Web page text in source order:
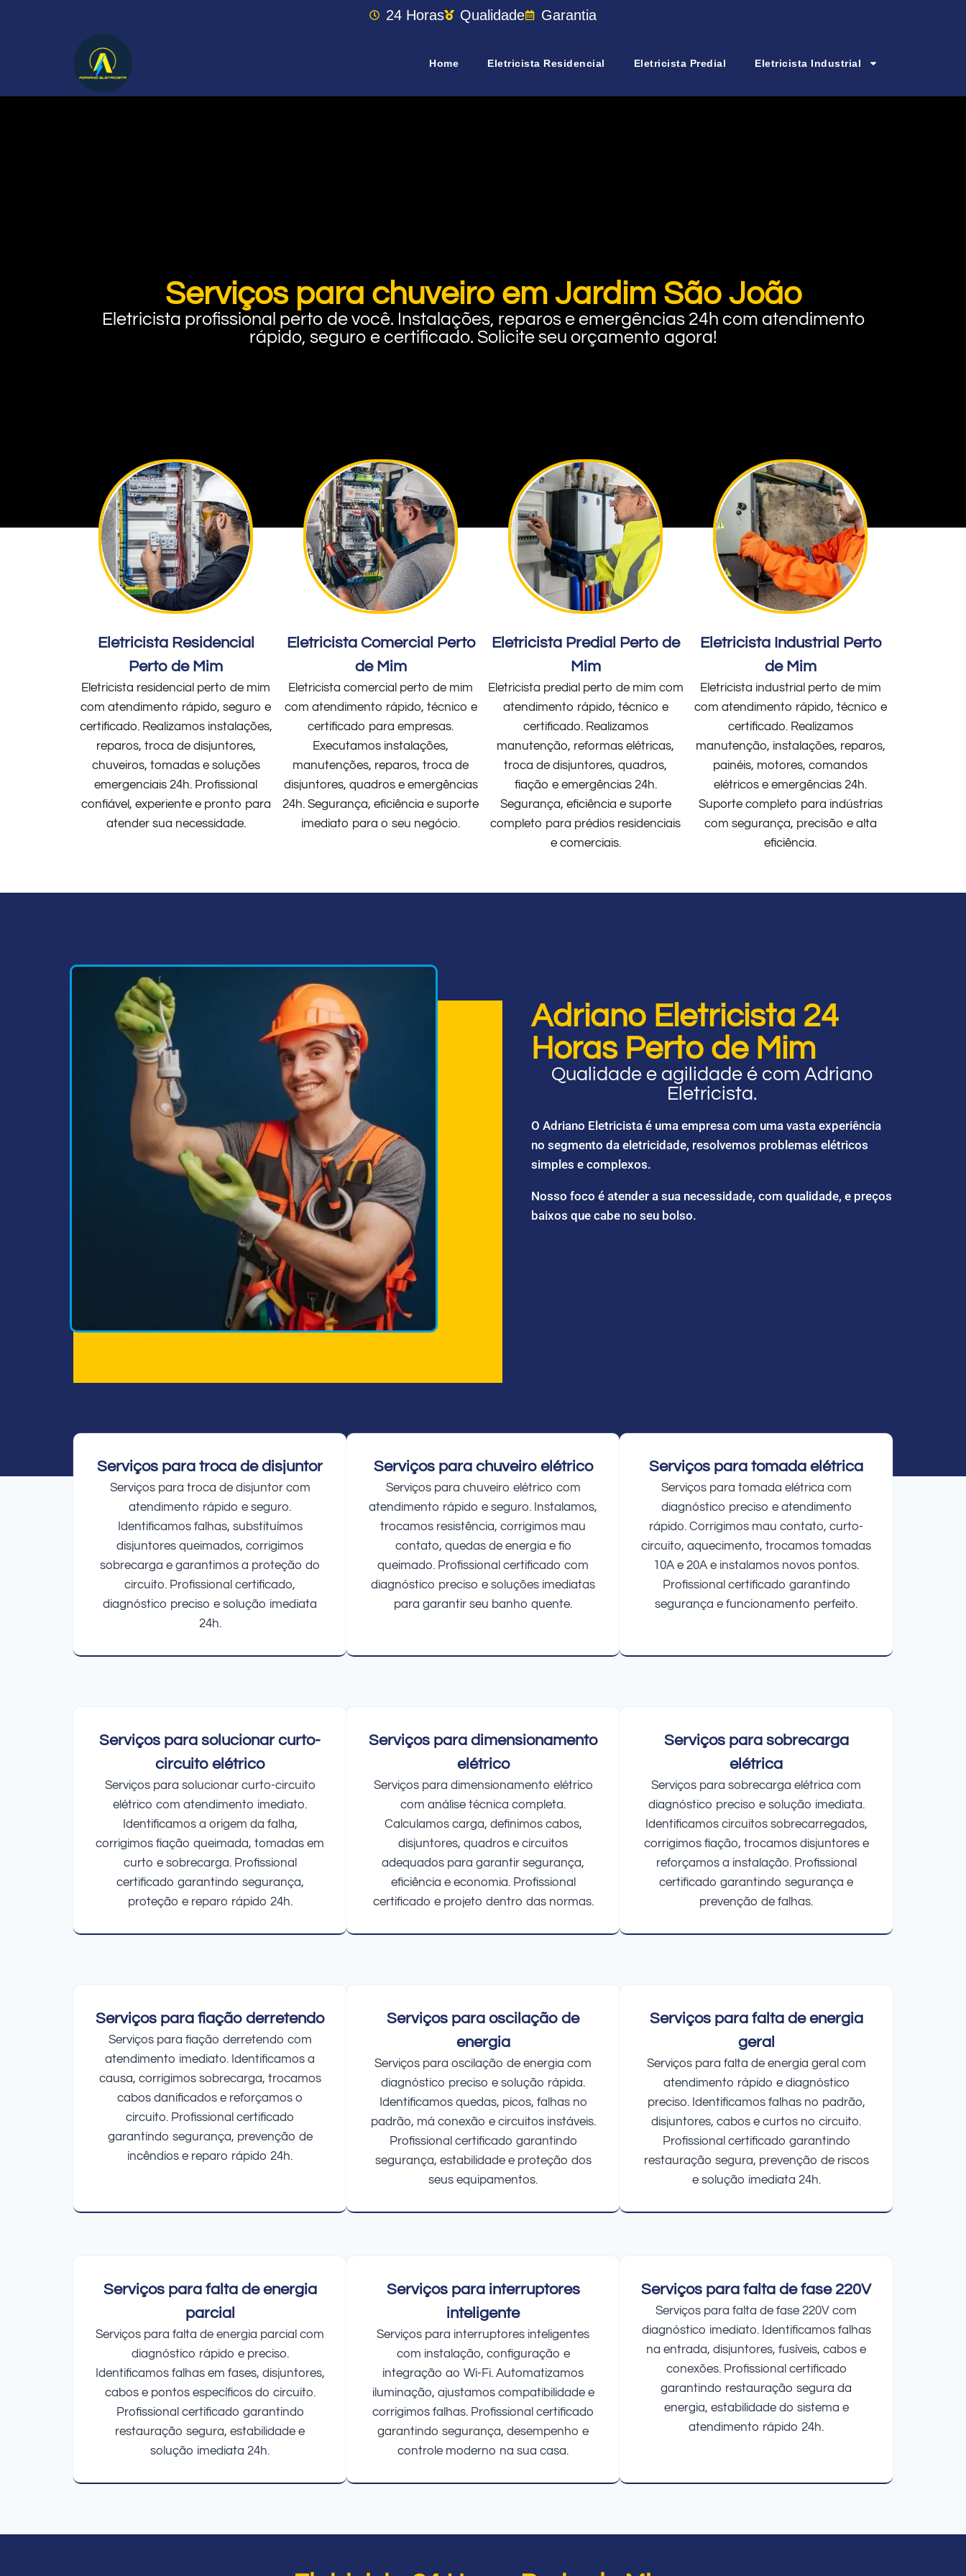
24 Horas Qualidade Garantia
Home Eletricista Residencial Eletricista Predial Eletricista Industrial
Serviços para chuveiro em Jardim São João
Eletricista profissional perto de você. Instalações, reparos e emergências 24h com atendimento
rápido, seguro e certificado. Solicite seu orçamento agora!
Eletricista Residencial
Perto de Mim
Eletricista residencial perto de mim
com atendimento rápido, seguro e
certificado. Realizamos instalações,
reparos, troca de disjuntores,
chuveiros, tomadas e soluções
emergenciais 24h. Profissional
confiável, experiente e pronto para
atender sua necessidade.
Eletricista Comercial Perto
de Mim
Eletricista comercial perto de mim
com atendimento rápido, técnico e
certificado para empresas.
Executamos instalações,
manutenções, reparos, troca de
disjuntores, quadros e emergências
24h. Segurança, eficiência e suporte
imediato para o seu negócio.
Eletricista Predial Perto de
Mim
Eletricista predial perto de mim com
atendimento rápido, técnico e
certificado. Realizamos
manutenção, reformas elétricas,
troca de disjuntores, quadros,
fiação e emergências 24h.
Segurança, eficiência e suporte
completo para prédios residenciais
e comerciais.
Eletricista Industrial Perto
de Mim
Eletricista industrial perto de mim
com atendimento rápido, técnico e
certificado. Realizamos
manutenção, instalações, reparos,
painéis, motores, comandos
elétricos e emergências 24h.
Suporte completo para indústrias
com segurança, precisão e alta
eficiência.
Adriano Eletricista 24
Horas Perto de Mim
Qualidade e agilidade é com Adriano
Eletricista.
O Adriano Eletricista é uma empresa com uma vasta experiência
no segmento da eletricidade, resolvemos problemas elétricos
simples e complexos.
Nosso foco é atender a sua necessidade, com qualidade, e preços
baixos que cabe no seu bolso.
Serviços para troca de disjuntor
Serviços para troca de disjuntor com
atendimento rápido e seguro.
Identificamos falhas, substituímos
disjuntores queimados, corrigimos
sobrecarga e garantimos a proteção do
circuito. Profissional certificado,
diagnóstico preciso e solução imediata
24h.
Serviços para chuveiro elétrico
Serviços para chuveiro elétrico com
atendimento rápido e seguro. Instalamos,
trocamos resistência, corrigimos mau
contato, quedas de energia e fio
queimado. Profissional certificado com
diagnóstico preciso e soluções imediatas
para garantir seu banho quente.
Serviços para tomada elétrica
Serviços para tomada elétrica com
diagnóstico preciso e atendimento
rápido. Corrigimos mau contato, curto-
circuito, aquecimento, trocamos tomadas
10A e 20A e instalamos novos pontos.
Profissional certificado garantindo
segurança e funcionamento perfeito.
Serviços para solucionar curto-
circuito elétrico
Serviços para solucionar curto-circuito
elétrico com atendimento imediato.
Identificamos a origem da falha,
corrigimos fiação queimada, tomadas em
curto e sobrecarga. Profissional
certificado garantindo segurança,
proteção e reparo rápido 24h.
Serviços para dimensionamento
elétrico
Serviços para dimensionamento elétrico
com análise técnica completa.
Calculamos carga, definimos cabos,
disjuntores, quadros e circuitos
adequados para garantir segurança,
eficiência e economia. Profissional
certificado e projeto dentro das normas.
Serviços para sobrecarga
elétrica
Serviços para sobrecarga elétrica com
diagnóstico preciso e solução imediata.
Identificamos circuitos sobrecarregados,
corrigimos fiação, trocamos disjuntores e
reforçamos a instalação. Profissional
certificado garantindo segurança e
prevenção de falhas.
Serviços para fiação derretendo
Serviços para fiação derretendo com
atendimento imediato. Identificamos a
causa, corrigimos sobrecarga, trocamos
cabos danificados e reforçamos o
circuito. Profissional certificado
garantindo segurança, prevenção de
incêndios e reparo rápido 24h.
Serviços para oscilação de
energia
Serviços para oscilação de energia com
diagnóstico preciso e solução rápida.
Identificamos quedas, picos, falhas no
padrão, má conexão e circuitos instáveis.
Profissional certificado garantindo
segurança, estabilidade e proteção dos
seus equipamentos.
Serviços para falta de energia
geral
Serviços para falta de energia geral com
atendimento rápido e diagnóstico
preciso. Identificamos falhas no padrão,
disjuntores, cabos e curtos no circuito.
Profissional certificado garantindo
restauração segura, prevenção de riscos
e solução imediata 24h.
Serviços para falta de energia
parcial
Serviços para falta de energia parcial com
diagnóstico rápido e preciso.
Identificamos falhas em fases, disjuntores,
cabos e pontos específicos do circuito.
Profissional certificado garantindo
restauração segura, estabilidade e
solução imediata 24h.
Serviços para interruptores
inteligente
Serviços para interruptores inteligentes
com instalação, configuração e
integração ao Wi-Fi. Automatizamos
iluminação, ajustamos compatibilidade e
corrigimos falhas. Profissional certificado
garantindo segurança, desempenho e
controle moderno na sua casa.
Serviços para falta de fase 220V
Serviços para falta de fase 220V com
diagnóstico imediato. Identificamos falhas
na entrada, disjuntores, fusíveis, cabos e
conexões. Profissional certificado
garantindo restauração segura da
energia, estabilidade do sistema e
atendimento rápido 24h.